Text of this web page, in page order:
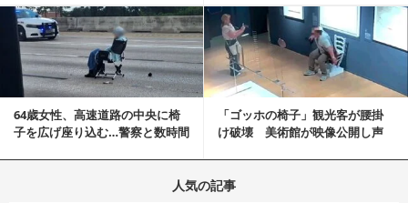
64歳女性、高速道路の中央に椅
子を広げ座り込む…警察と数時間
「ゴッホの椅子」観光客が腰掛
け破壊 美術館が映像公開し声
記事を読む
人気の記事